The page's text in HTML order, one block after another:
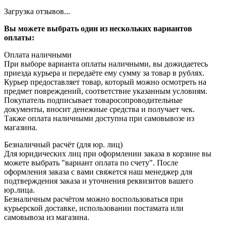
Загрузка отзывов...
Вы можете выбрать один из нескольких вариантов
оплаты:
Оплата наличными
При выборе варианта оплаты наличными, вы дожидаетесь
приезда курьера и передаёте ему сумму за товар в рублях.
Курьер предоставляет товар, который можно осмотреть на
предмет повреждений, соответствие указанным условиям.
Покупатель подписывает товаросопроводительные
документы, вносит денежные средства и получает чек.
Также оплата наличными доступна при самовывозе из
магазина.
Безналичный расчёт (для юр. лиц)
Для юридических лиц при оформлении заказа в корзине вы
можете выбрать "вариант оплата по счету". После
оформления заказа с вами свяжется наш менеджер для
подтверждения заказа и уточнения реквизитов вашего
юр.лица.
Безналичным расчётом можно воспользоваться при
курьерской доставке, использовании постамата или
самовывоза из магазина.